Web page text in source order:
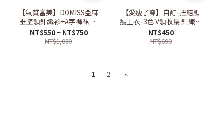
【氣質富美】DOMISS亞麻
垂墜領針織衫+A字褲裙 老
錢風套裝 (現+預)
NT$550 ~ NT$750
NT$1,080
【愛瘦了穿】自訂-扭結顯
瘦上衣-3色 V領收腰 針織衫
修身短袖上衣-3色(現+預)
NT$450
NT$690
1 2 »